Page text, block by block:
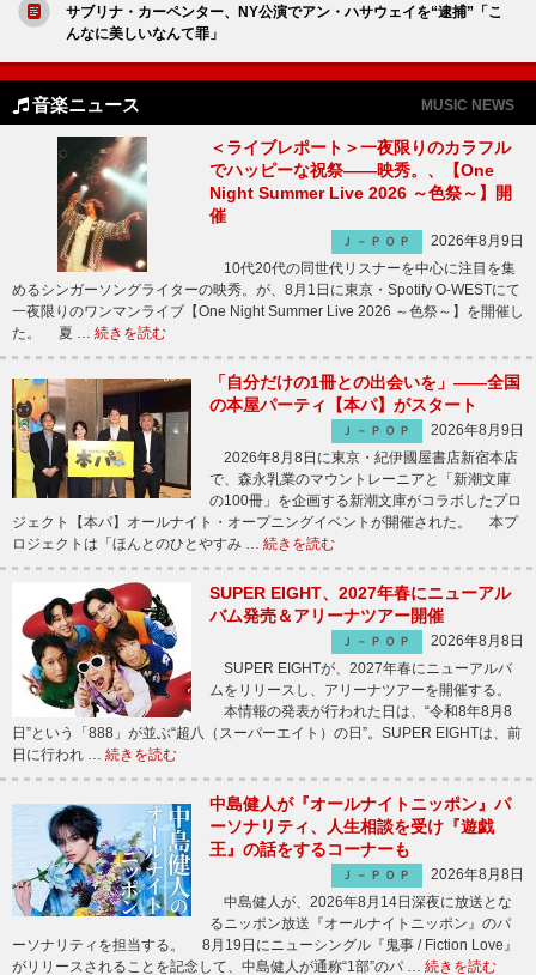
サブリナ・カーペンター、NY公演でアン・ハサウェイを“逮捕”「こ
んなに美しいなんて罪」
音楽ニュース MUSIC NEWS
＜ライブレポート＞一夜限りのカラフル
でハッピーな祝祭――映秀。、【One
Night Summer Live 2026 ～色祭～】開
催
Ｊ－ＰＯＰ
2026年8月9日
10代20代の同世代リスナーを中心に注目を集
めるシンガーソングライターの映秀。が、8月1日に東京・Spotify O-WESTにて
一夜限りのワンマンライブ【One Night Summer Live 2026 ～色祭～】を開催し
た。 夏 … 続きを読む
「自分だけの1冊との出会いを」――全国
の本屋パーティ【本パ】がスタート
Ｊ－ＰＯＰ
2026年8月9日
2026年8月8日に東京・紀伊國屋書店新宿本店
で、森永乳業のマウントレーニアと「新潮文庫
の100冊」を企画する新潮文庫がコラボしたプロ
ジェクト【本パ】オールナイト・オープニングイベントが開催された。 本プ
ロジェクトは「ほんとのひとやすみ … 続きを読む
SUPER EIGHT、2027年春にニューアル
バム発売＆アリーナツアー開催
Ｊ－ＰＯＰ
2026年8月8日
SUPER EIGHTが、2027年春にニューアルバ
ムをリリースし、アリーナツアーを開催する。
本情報の発表が行われた日は、“令和8年8月8
日”という「888」が並ぶ“超八（スーパーエイト）の日”。SUPER EIGHTは、前
日に行われ … 続きを読む
中島健人が『オールナイトニッポン』パ
ーソナリティ、人生相談を受け『遊戯
王』の話をするコーナーも
Ｊ－ＰＯＰ
2026年8月8日
中島健人が、2026年8月14日深夜に放送とな
るニッポン放送『オールナイトニッポン』のパ
ーソナリティを担当する。 8月19日にニューシングル『鬼事 / Fiction Love』
がリリースされることを記念して、中島健人が通称“1部”のパ … 続きを読む